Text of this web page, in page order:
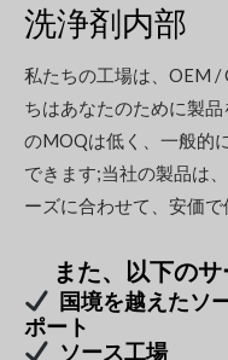
洗浄剤内部
私たちの工場は、OEM
ちはあなたのために製
のMOQは低く、一般的
できます;当社の製品は
ーズに合わせて、安価で
また、以下のサ
国境を越えた
ポート
ソース